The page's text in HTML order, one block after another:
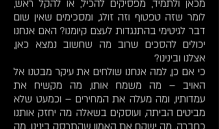
מכאן ולתמיד, מפסיקים להכיל, או להקל ראש,
לומר שזה טפטוף וזה זולג, ומסכימים שאין שום
דבר לגיטימי בהתנגדות לעצם קיומנו? האם אנחנו
יכולים להסכים שרוב מה שחשוב נמצא כאן,
אצלנו ובינינו?
כי אם כן, למה אנחנו שולחים את עיקר מבטנו אל
האויב – מה משמח אותו, מה מקשיח את
עמדותיו, ומה מעלה את המחירים – וכמעט שלא
מביטים הביתה, ועוסקים בשאלה מה יחזק אותנו
כחברה. מה ישקם את האמון שהתרסק בינינו. מה